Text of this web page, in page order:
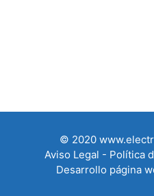
© 2020
Aviso Legal - Política
Desarrollo página